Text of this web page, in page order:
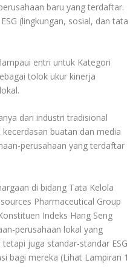
baru yang terdaftar.
(lingkungan, sosial, dan tata
entri untuk Kategori
tolok ukur kinerja
dari industri tradisional
buatan dan media
perusahaan yang terdaftar
di bidang Tata Kelola
Pharmaceutical Group
Indeks Hang Seng
perusahaan lokal yang
juga standar-standar ESG
bagi mereka (Lihat Lampiran 1